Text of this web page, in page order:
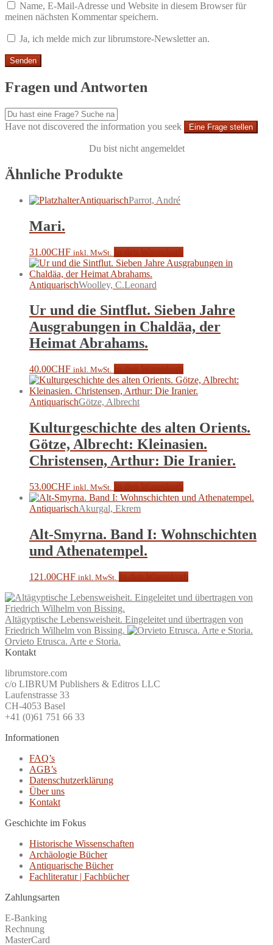
Name, E-Mail-Adresse und Website in diesem Browser für
meinen nächsten Kommentar speichern.
Ja, ich melde mich zur librumstore-Newsletter an.
Fragen und Antworten
Have not discovered the information you seek Eine Frage stellen
Du bist nicht angemeldet
Ähnliche Produkte
AntiquarischParrot, André
Mari.
31.00CHF inkl. MwSt.
AntiquarischWoolley, C.Leonard
Ur und die Sintflut. Sieben Jahre
Ausgrabungen in Chaldäa, der
Heimat Abrahams.
40.00CHF inkl. MwSt.
AntiquarischGötze, Albrecht
Kulturgeschichte des alten Orients.
Götze, Albrecht: Kleinasien.
Christensen, Arthur: Die Iranier.
53.00CHF inkl. MwSt.
AntiquarischAkurgal, Ekrem
Alt-Smyrna. Band I: Wohnschichten
und Athenatempel.
121.00CHF inkl. MwSt.
Altägyptische Lebensweisheit. Eingeleitet und übertragen von
Friedrich Wilhelm von Bissing.
Orvieto Etrusca. Arte e Storia.
Kontakt
librumstore.com
c/o LIBRUM Publishers & Editros LLC
Laufenstrasse 33
CH-4053 Basel
+41 (0)61 751 66 33
Informationen
FAQ’s
AGB’s
Datenschutzerklärung
Über uns
Kontakt
Geschichte im Fokus
Historische Wissenschaften
Archäologie Bücher
Antiquarische Bücher
Fachliteratur | Fachbücher
Zahlungsarten
E-Banking
Rechnung
MasterCard